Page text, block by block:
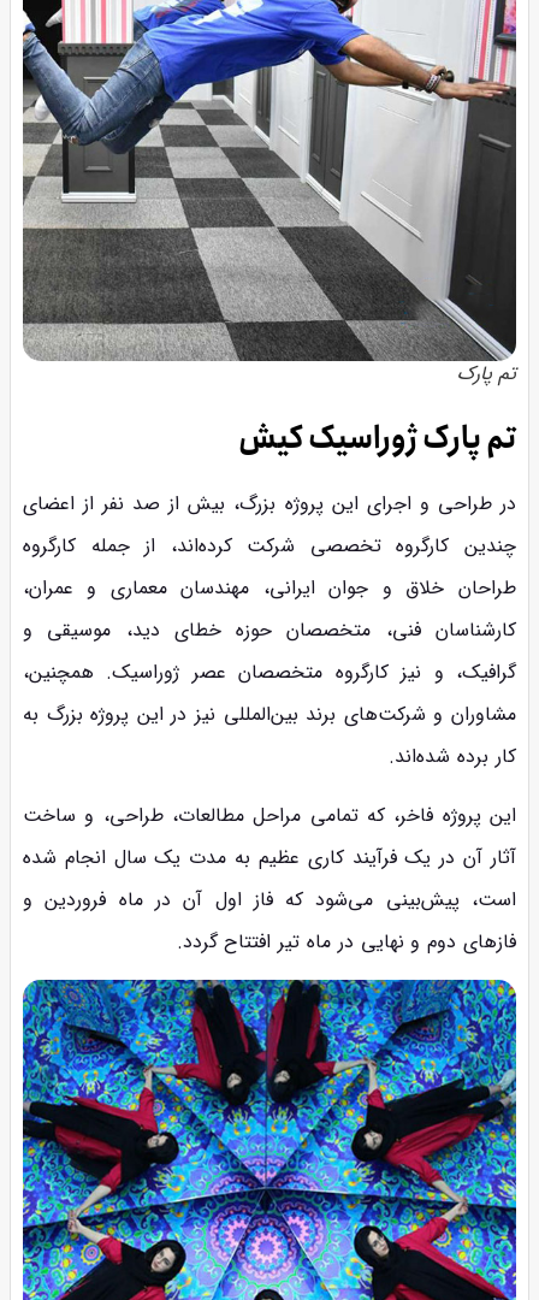
تم پارک
تم پارک ژوراسیک کیش
در طراحی و اجرای این پروژه بزرگ، بیش از صد نفر از اعضای
چندین کارگروه تخصصی شرکت کرده‌اند، از جمله کارگروه
طراحان خلاق و جوان ایرانی، مهندسان معماری و عمران،
کارشناسان فنی، متخصصان حوزه خطای دید، موسیقی و
گرافیک، و نیز کارگروه متخصصان عصر ژوراسیک. همچنین،
مشاوران و شرکت‌های برند بین‌المللی نیز در این پروژه بزرگ به
کار برده شده‌اند.
این پروژه فاخر، که تمامی مراحل مطالعات، طراحی، و ساخت
آثار آن در یک فرآیند کاری عظیم به مدت یک سال انجام شده
است، پیش‌بینی می‌شود که فاز اول آن در ماه فروردین و
فازهای دوم و نهایی در ماه تیر افتتاح گردد.